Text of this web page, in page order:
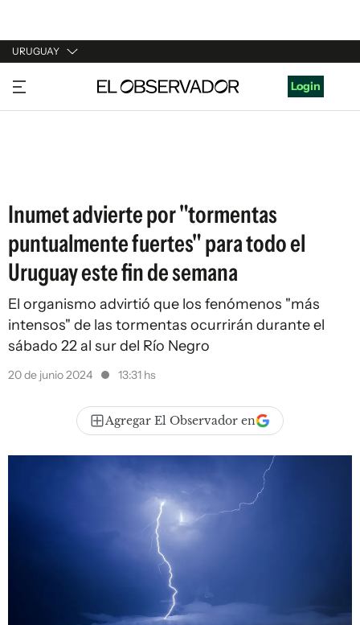
URUGUAY
URUGUAY
ARGENTINA
Login
Inumet advierte por "tormentas
puntualmente fuertes" para todo el
Uruguay este fin de semana
El organismo advirtió que los fenómenos "más
intensos" de las tormentas ocurrirán durante el
sábado 22 al sur del Río Negro
20 de junio 2024 13:31 hs
Agregar El Observador en